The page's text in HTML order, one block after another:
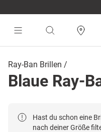
Ray-Ban Brillen
Blaue Ray-
Hast du schon eine
nach deiner Größe